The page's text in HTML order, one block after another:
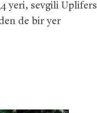
yeri, sevgili Uplifers
de bir yer